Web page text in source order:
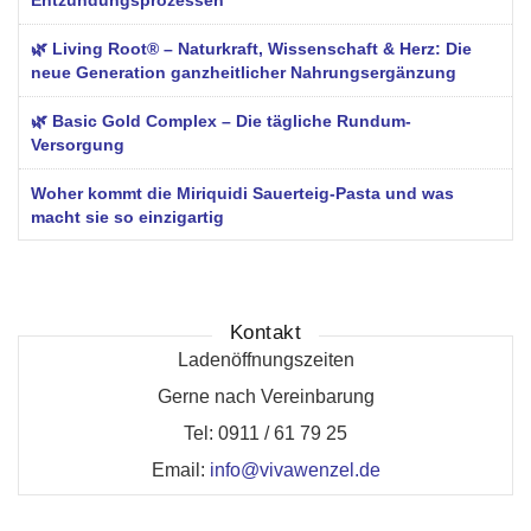
🌿 Living Root® – Naturkraft, Wissenschaft & Herz: Die
neue Generation ganzheitlicher Nahrungsergänzung
🌿 Basic Gold Complex – Die tägliche Rundum-
Versorgung
Woher kommt die Miriquidi Sauerteig-Pasta und was
macht sie so einzigartig
Kontakt
Ladenöffnungszeiten
Gerne nach Vereinbarung
Tel: 0911 / 61 79 25
Email: info@vivawenzel.de